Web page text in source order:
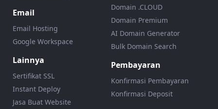
Email
Email Hosting
Google Workspace
Lainnya
Sertifikat SSL
Instant Deploy
Jasa Buat Website
Domain .CLOUD
Domain Premium
AI Domain Generator
Bulk Domain Search
Pembayaran
Konfirmasi Pembayaran
Konfirmasi Deposit